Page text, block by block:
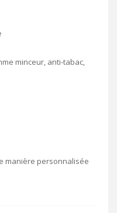
minceur, anti-tabac,
manière personnalisée